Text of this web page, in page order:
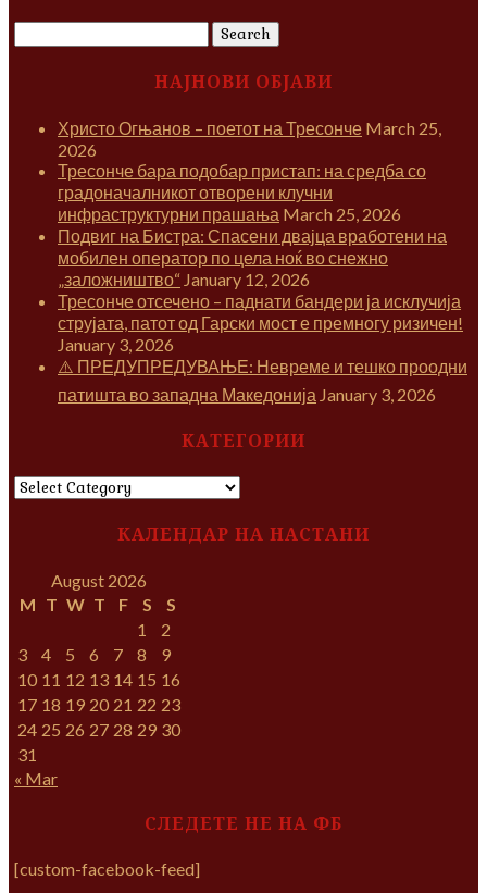
for:
НАЈНОВИ ОБЈАВИ
Христо Огњанов – поетот на Тресонче March 25,
2026
Тресонче бара подобар пристап: на средба со
градоначалникот отворени клучни
инфраструктурни прашања March 25, 2026
Подвиг на Бистра: Спасени двајца вработени на
мобилен оператор по цела ноќ во снежно
„заложништво“ January 12, 2026
Тресонче отсечено – паднати бандери ја исклучија
струјата, патот од Гарски мост е премногу ризичен!
January 3, 2026
⚠️ ПРЕДУПРЕДУВАЊЕ: Невреме и тешко проодни
патишта во западна Македонија January 3, 2026
КАТЕГОРИИ
КАТЕГОРИИ
КАЛЕНДАР НА НАСТАНИ
August 2026
M T W T F S
S
1
2
3
4 5 6 7 8
9
10 11 12 13 14 15 16
17 18 19 20 21 22 23
24 25 26 27 28 29 30
31
« Mar
СЛЕДЕТЕ НЕ НА ФБ
[custom-facebook-feed]